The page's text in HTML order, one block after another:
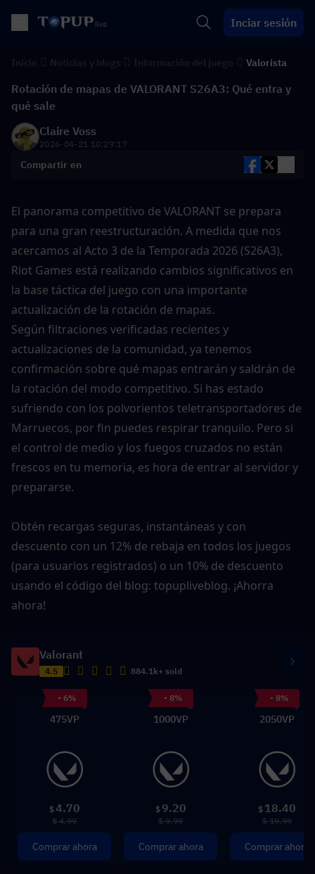
Inciar sesión
Valorista
Rotación de mapas de VALORANT S26A3: Qué entra y
qué sale
Claire Voss
2026-04-21 10:29:17
Compartir en
El panorama competitivo de VALORANT se prepara
para una gran reestructuración. A medida que nos
acercamos al Acto 3 de la Temporada 2026 (S26A3),
Riot Games está realizando cambios significativos en
la base táctica del juego con una importante
actualización de la rotación de mapas.
Según filtraciones verificadas recientes y
actualizaciones de la comunidad, ya tenemos
confirmación sobre qué mapas entrarán y saldrán de
la rotación del modo competitivo. Si has estado
sufriendo con los polvorientos teletransportadores de
Marruecos, por fin puedes respirar tranquilo. Pero si
el control de medio y los fuegos cruzados no están
frescos en tu memoria, es hora de entrar al servidor y
prepararse.
Obtén recargas seguras, instantáneas y con
descuento con un 12% de rebaja en todos los juegos
(para usuarios registrados) o un 10% de descuento
usando el código del blog: topupliveblog. ¡Ahorra
ahora!
Valorant
4.5 884.1k+ sold
- 6%
475VP
$4.70
$ 4.99
Comprar ahora
- 8%
1000VP
$ 9.20
$ 9.99
Comprar ahora
- 8%
2050VP
$ 18.40
$ 19.99
Comprar ahora